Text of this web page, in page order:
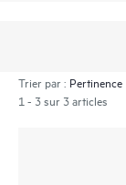
Trier par :
1 - 3 sur 3 articles